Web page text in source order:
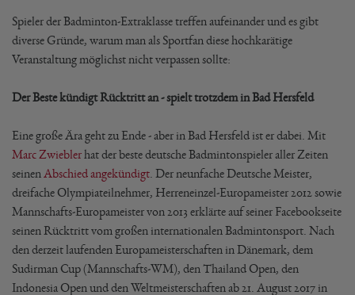
Spieler der Badminton-Extraklasse treffen aufeinander und es gibt
diverse Gründe, warum man als Sportfan diese hochkarätige
Veranstaltung möglichst nicht verpassen sollte:
Der Beste kündigt Rücktritt an - spielt trotzdem in Bad Hersfeld
Eine große Ära geht zu Ende - aber in Bad Hersfeld ist er dabei. Mit
Marc Zwiebler hat der beste deutsche Badmintonspieler aller Zeiten
seinen Abschied angekündigt . Der neunfache Deutsche Meister,
dreifache Olympiateilnehmer, Herreneinzel-Europameister 2012 sowie
Mannschafts-Europameister von 2013 erklärte auf seiner Facebookseite
seinen Rücktritt vom großen internationalen Badmintonsport. Nach
den derzeit laufenden Europameisterschaften in Dänemark, dem
Sudirman Cup (Mannschafts-WM), den Thailand Open, den
Indonesia Open und den Weltmeisterschaften ab 21. August 2017 in